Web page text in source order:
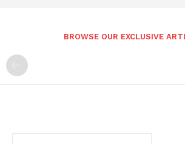
BROWSE OUR EXCLUSIVE